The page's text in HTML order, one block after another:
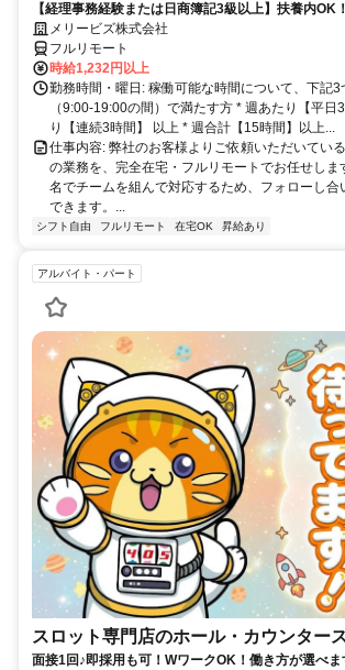
【経理事務経験または日商簿記3級以上】扶養内OK
完全在宅で育児・介護中の方も大歓迎♪
メリービズ株式会社
フルリモート
時給1,232円以上
勤務時間・曜日: 稼働可能な時間について、下記3
（9:00-19:00の間）で満たす方 * 週あたり【平日
り【連続3時間】 以上 * 週合計【15時間】以上...
仕事内容: 弊社のお客様よりご依頼いただいてい
の業務を、完全在宅・フルリモートでお任せしま
名でチームを組んで対応するため、フォローし合
できます。...
シフト自由 フルリモート 在宅OK 昇給あり
アルバイト・パート
スロット専門店のホール・カウンター
面接1回♪即採用も可！WワークOK！働き方が選べ